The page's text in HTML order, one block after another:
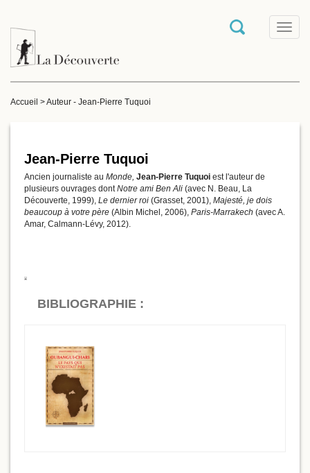
T
o
n
Accueil >Auteur - Jean-Pierre Tuquoi
Jean-Pierre Tuquoi
Ancien journaliste au Monde, Jean-Pierre Tuquoi est l'auteur de
plusieurs ouvrages dontNotre ami Ben Ali (avec N. Beau, La
Découverte, 1999), Le dernier roi (Grasset, 2001), Majesté, je dois
beaucoup à votre père (Albin Michel, 2006), Paris-Marrakech (avec A.
Amar, Calmann-Lévy, 2012).
BIBLIOGRAPHIE :